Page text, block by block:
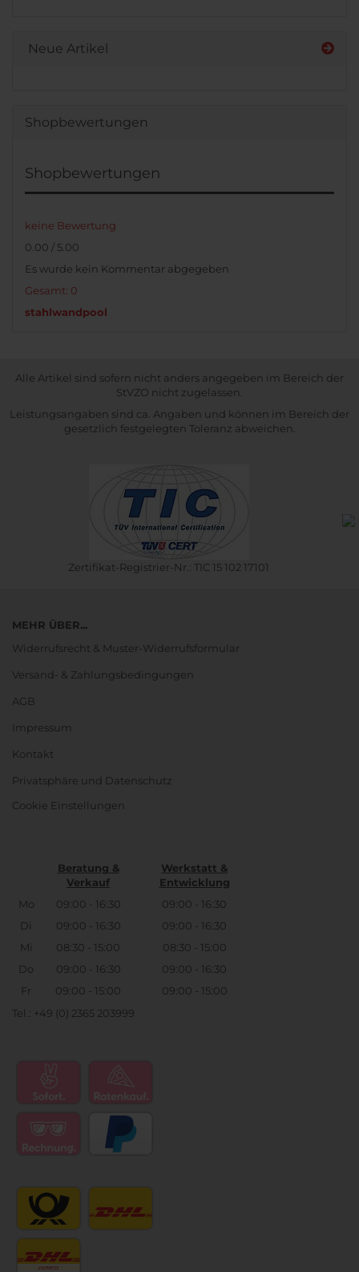
Neue Artikel
Shopbewertungen
Shopbewertungen
keine Bewertung
0.00 / 5.00
Es wurde kein Kommentar abgegeben
Gesamt: 0
stahlwandpool
Alle Artikel sind sofern nicht anders angegeben im Bereich der
StVZO nicht zugelassen.
Leistungsangaben sind ca. Angaben und können im Bereich der
gesetzlich festgelegten Toleranz abweichen.
Zertifikat-Registrier-Nr.: TIC 15 102 17101
MEHR ÜBER...
Widerrufsrecht & Muster-Widerrufsformular
Versand- & Zahlungsbedingungen
AGB
Impressum
Kontakt
Privatsphäre und Datenschutz
Cookie Einstellungen
Beratung &
Verkauf
Werkstatt &
Entwicklung
Mo
09:00 - 16:30
09:00 - 16:30
Di
09:00 - 16:30
09:00 - 16:30
Mi
08:30 - 15:00
08:30 - 15:00
Do
09:00 - 16:30
09:00 - 16:30
Fr
09:00 - 15:00
09:00 - 15:00
Tel.: +49 (0) 2365 203999